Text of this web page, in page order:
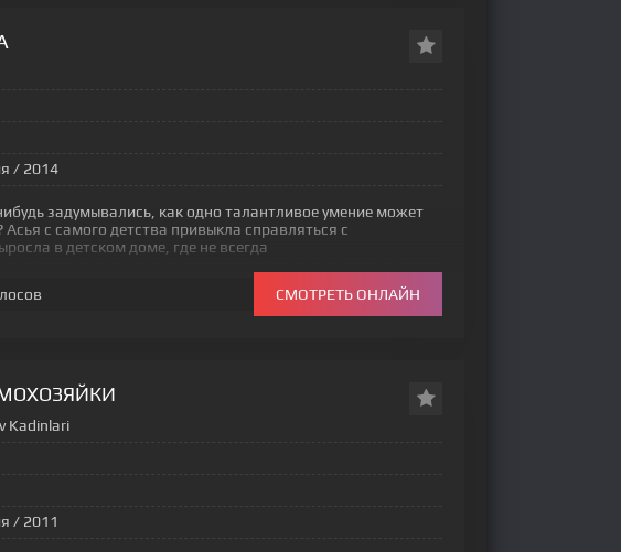
/ 2014
задумывались, как одно талантливое умение может
с самого детства привыкла справляться с
в детском доме, где не всегда
СМОТРЕТЬ ОНЛАЙН
Kadinlari
/ 2011